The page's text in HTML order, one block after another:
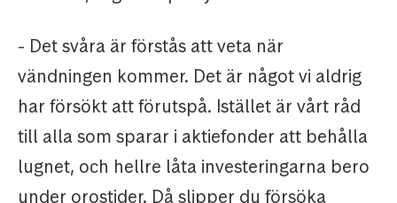
- Det svåra är förstås att veta när
vändningen kommer. Det är något vi aldrig
har försökt att förutspå. Istället är vårt råd
till alla som sparar i aktiefonder att behålla
lugnet, och hellre låta investeringarna bero
under orostider. Då slipper du försöka